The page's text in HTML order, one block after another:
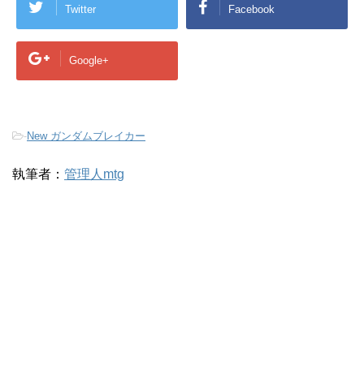
Twitter Facebook
Google+
-New ガンダムブレイカー
執筆者： 管理人mtg